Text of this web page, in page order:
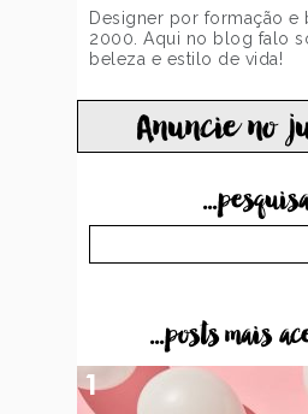
Designer por formação e
2000. Aqui no blog falo
beleza e estilo de vida!
Anuncie no
...posts mais
1